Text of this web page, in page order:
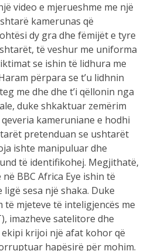
video e mjerueshme me një
kamerunas që
dy gra dhe fëmijët e tyre
të veshur me uniforma
se ishin të lidhura me
përpara se t’u lidhnin
me dhe dhe t’i qëllonin nga
duke shkaktuar zemërim
kameruniane e hodhi
pretenduan se ushtarët
ishte manipuluar dhe
të identifikohej. Megjithatë,
BBC Africa Eye ishin të
sesa një shaka. Duke
mjeteve të inteligjencës me
imazheve satelitore dhe
krijoi një afat kohor që
hapësirë për mohim.